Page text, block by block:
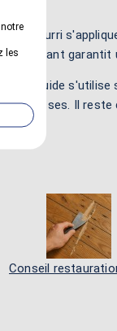
bois pourri
solvant
bois liquide
terrasses. Il
Conseil
les